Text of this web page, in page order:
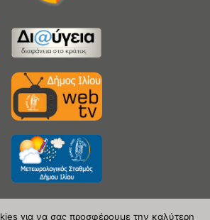
για να σας προσφέρουμε την καλύτερη